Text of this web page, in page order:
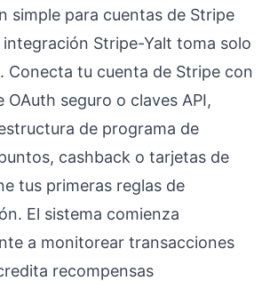
simple para cuentas de Stripe
Stripe-Yalt toma solo
Conecta tu cuenta de Stripe con
OAuth seguro o claves API,
de programa de
cashback o tarjetas de
tus primeras reglas de
El sistema comienza
a monitorear transacciones
recompensas